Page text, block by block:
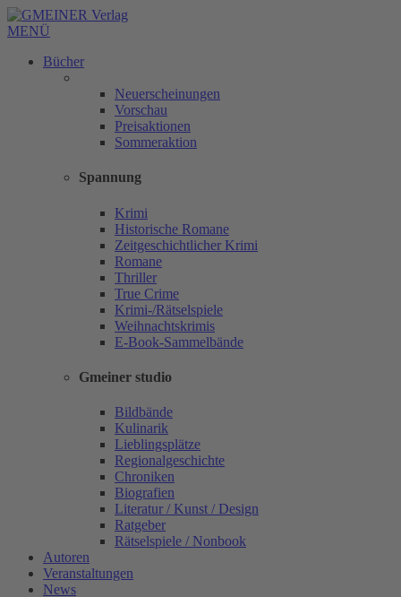
MENÜ
Bücher
Neuerscheinungen
Vorschau
Preisaktionen
Sommeraktion
Spannung
Krimi
Historische Romane
Zeitgeschichtlicher Krimi
Romane
Thriller
True Crime
Krimi-/Rätselspiele
Weihnachtskrimis
E-Book-Sammelbände
Gmeiner studio
Bildbände
Kulinarik
Lieblingsplätze
Regionalgeschichte
Chroniken
Biografien
Literatur / Kunst / Design
Ratgeber
Rätselspiele / Nonbook
Autoren
Veranstaltungen
News